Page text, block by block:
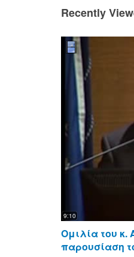
Recently
9:10
Ομιλία του κ.
παρουσίαση